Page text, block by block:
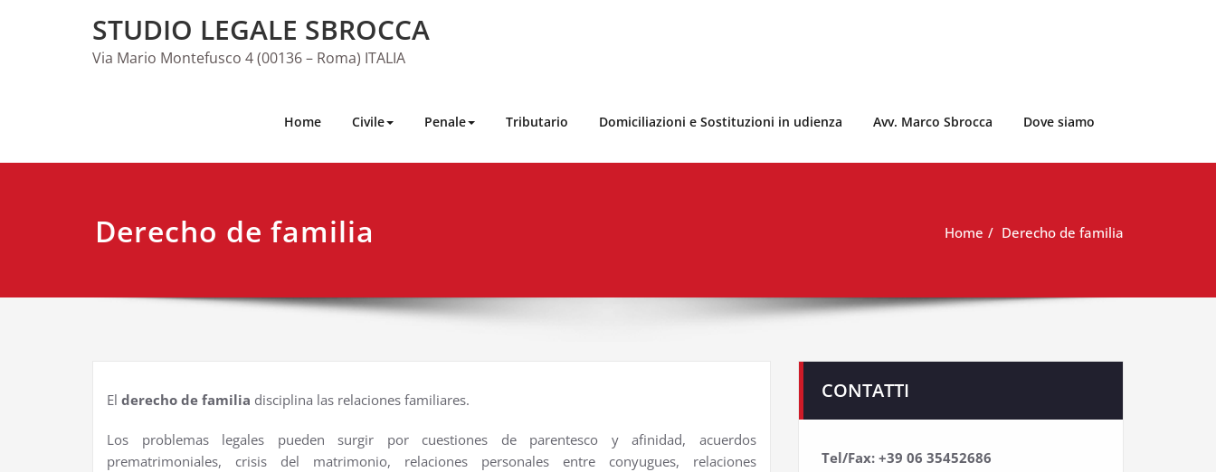
STUDIO LEGALE SBROCCA
Via Mario Montefusco 4 (00136 – Roma) ITALIA
Home Civile Penale Tributario Domiciliazioni e Sostituzioni in udienza Avv. Marco Sbrocca Dove siamo
Derecho de familia Home Derecho de familia
El derecho de familia disciplina las relaciones familiares.
Los problemas legales pueden surgir por cuestiones de parentesco y afinidad, acuerdos
prematrimoniales, crisis del matrimonio, relaciones personales entre conyugues, relaciones
CONTATTI
Tel/Fax: +39 06 35452686